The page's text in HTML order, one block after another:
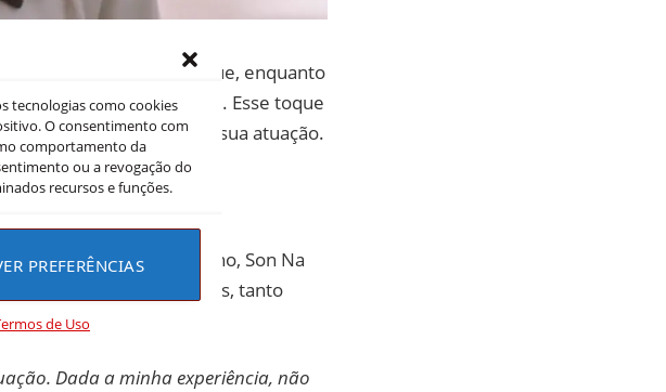
tecnologias como cookies
O consentimento com
comportamento da
ou a revogação do
recursos e funções.
PREFERÊNCIAS
de Uso
as filmagens, dizendo que, enquanto
em sua própria mãe. Esse toque
mais autenticidade à sua atuação.
Críticas
ao seu desempenho, Son Na
dos espectadores, tanto
Dada a minha experiência, não